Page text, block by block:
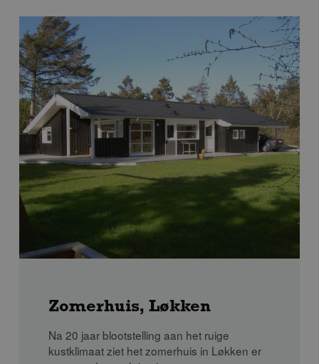
Zomerhuis, Løkken
Na 20 jaar blootstelling aan het ruige
kustklimaat ziet het zomerhuis in Løkken er